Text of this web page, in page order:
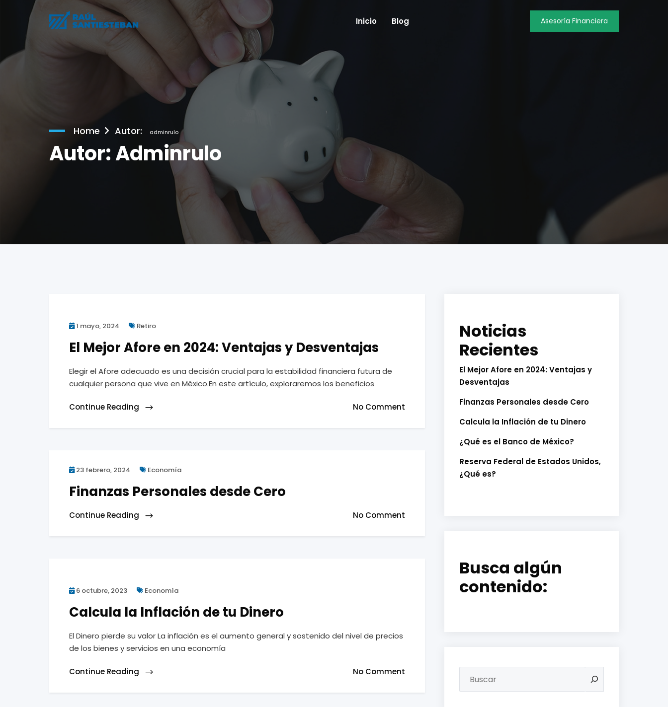
Inicio Blog Asesoría Financiera
Home Autor: adminrulo
Autor:Adminrulo
1 mayo, 2024 Retiro
El Mejor Afore en 2024: Ventajas y Desventajas
Elegir el Afore adecuado es una decisión crucial para la estabilidad financiera futura de
cualquier persona que vive en México.En este artículo, exploraremos los beneficios
Continue Reading No Comment
23 febrero, 2024 Economía
Finanzas Personales desde Cero
Continue Reading No Comment
6 octubre, 2023 Economía
Calcula la Inflación de tu Dinero
El Dinero pierde su valor La inflación es el aumento general y sostenido del nivel de precios
de los bienes y servicios en una economía
Continue Reading No Comment
Noticias
Recientes
El Mejor Afore en 2024: Ventajas y
Desventajas
Finanzas Personales desde Cero
Calcula la Inflación de tu Dinero
¿Qué es el Banco de México?
Reserva Federal de Estados Unidos,
¿Qué es?
Busca algún
contenido: